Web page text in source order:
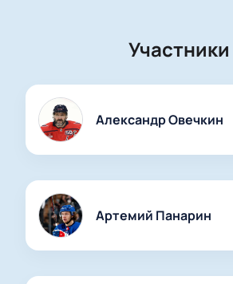
Участники
Александр Овечкин
Артемий Панарин